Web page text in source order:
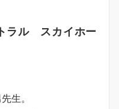
ラル スカイホー
生。